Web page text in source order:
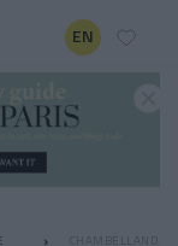
EN
CHAMBELLAND,